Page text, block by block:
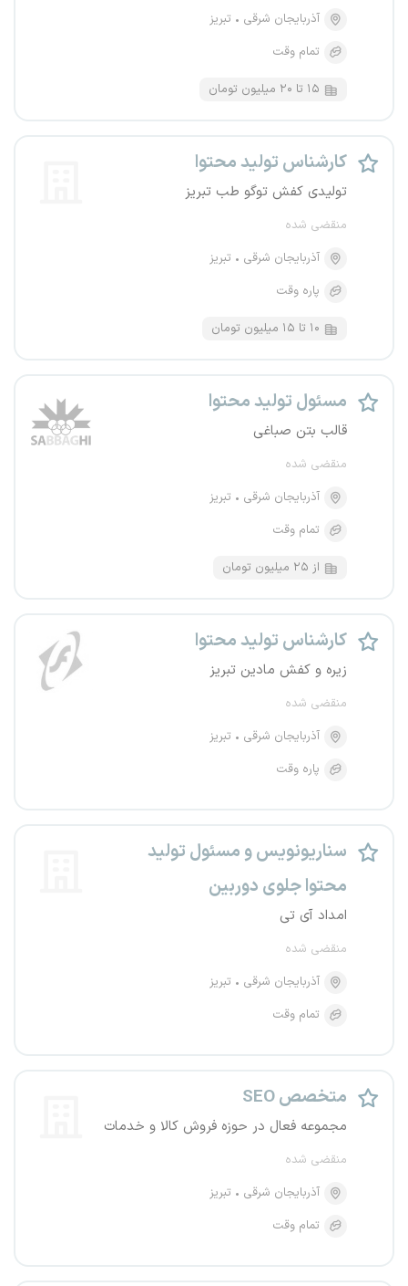
آذربایجان شرقی
تبریز
تمام وقت
۱۵ تا ۲۰ میلیون تومان
کارشناس تولید محتوا
تولیدی کفش توگو طب تبریز
منقضی شده
آذربایجان شرقی
تبریز
پاره وقت
۱۰ تا ۱۵ میلیون تومان
مسئول تولید محتوا
قالب بتن صباغی
منقضی شده
آذربایجان شرقی
تبریز
تمام وقت
از ۲۵ میلیون تومان
کارشناس تولید محتوا
زیره و کفش مادین تبریز
منقضی شده
آذربایجان شرقی
تبریز
پاره وقت
سناریونویس و مسئول تولید
محتوا جلوی دوربین
امداد آی تی
منقضی شده
آذربایجان شرقی
تبریز
تمام وقت
متخصص SEO
مجموعه فعال در حوزه فروش کالا و خدمات
منقضی شده
آذربایجان شرقی
تبریز
تمام وقت